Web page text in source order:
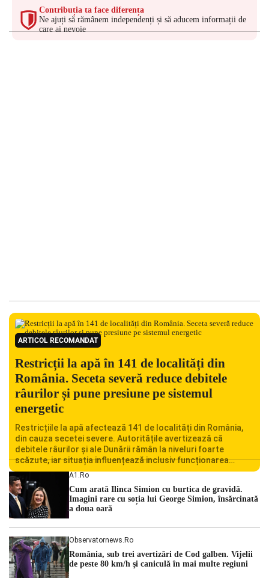
Contribuția ta face diferența
Ne ajuți să rămânem independenți și să aducem informații de
care ai nevoie
ARTICOL RECOMANDAT
Restricții la apă în 141 de localități din
România. Seceta severă reduce debitele
râurilor și pune presiune pe sistemul
energetic
Restricțiile la apă afectează 141 de localități din România,
din cauza secetei severe. Autoritățile avertizează că
debitele râurilor și ale Dunării rămân la niveluri foarte
scăzute, iar situația influențează inclusiv funcționarea
Centralei Nucleare de la Cernavodă. România se confruntă
cu una dintre cele mai dificile perioade din punct de vedere
hidrologic din ultimii ani. Lipsa […]
A1.ro
Cum arată Ilinca Simion cu burtica de gravidă.
Imagini rare cu soția lui George Simion, însărcinată
a doua oară
Observatornews.ro
România, sub trei avertizări de Cod galben. Vijelii
de peste 80 km/h şi caniculă în mai multe regiuni